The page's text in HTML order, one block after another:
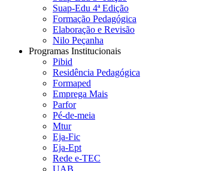
Suap-Edu 4ª Edição
Formação Pedagógica
Elaboração e Revisão
Nilo Peçanha
Programas Institucionais
Pibid
Residência Pedagógica
Formaped
Emprega Mais
Parfor
Pé-de-meia
Mtur
Eja-Fic
Eja-Ept
Rede e-TEC